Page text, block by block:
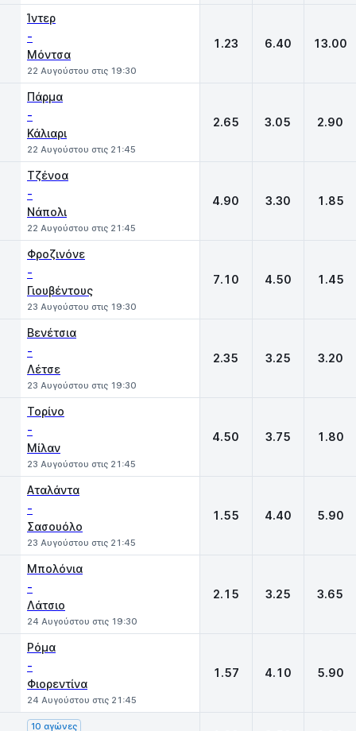
Ίντερ
-
Μόντσα
22 Αυγούστου στις 19:30
1.23 6.40 13.00
Πάρμα
-
Κάλιαρι
22 Αυγούστου στις 21:45
2.65 3.05 2.90
Τζένοα
-
Νάπολι
22 Αυγούστου στις 21:45
4.90 3.30 1.85
Φροζινόνε
-
Γιουβέντους
23 Αυγούστου στις 19:30
7.10 4.50 1.45
Βενέτσια
-
Λέτσε
23 Αυγούστου στις 19:30
2.35 3.25 3.20
Τορίνο
-
Μίλαν
23 Αυγούστου στις 21:45
4.50 3.75 1.80
Αταλάντα
-
Σασουόλο
23 Αυγούστου στις 21:45
1.55 4.40 5.90
Μπολόνια
-
Λάτσιο
24 Αυγούστου στις 19:30
2.15 3.25 3.65
Ρόμα
-
Φιορεντίνα
24 Αυγούστου στις 21:45
1.57 4.10 5.90
10 αγώνες